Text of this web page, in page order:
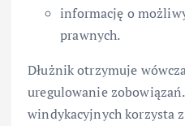
informację o
prawnych.
Dłużnik otrzymuje
uregulowanie
windykacyjnych korzysta z